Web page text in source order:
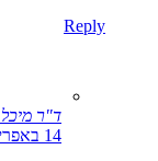
Reply
ד"ר
14 באפריל 2013 ב 00:42